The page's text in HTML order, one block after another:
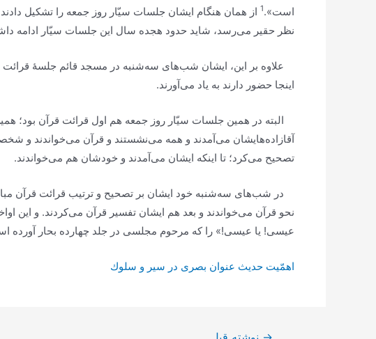
است».1 از همان هنگام ایشان جلسات سیّار روز جمعه را تشکیل
نظر حقیر می‌رسد، شاید حدود هجده سال این جلسات سیّار ادامه
علاوه بر این، ایشان شب‌های سه‌شنبه در مسجد قائم جلسۀ قرائت
اینجا حضور دارند به یاد می‌آورند.
البته در همین جلسات سیّار روز جمعه هم اول قرائت قرآن بود؛
آقازاده‌هایشان می‌آمدند و همه می‌نشستند و قرآن می‌خواندند و
تصحیح می‌کرد؛ تا اینکه ایشان می‌آمدند و خودشان هم می‌خواندند.
در شب‌های سه‌شنبه خود ایشان بر تصحیح و ترتیب قرائت قرآن
نحو قرآن می‌خواندند و بعد هم ایشان تفسیر قرآن می‌کردند. و این
عیسی! یا عیسی!» را که مرحوم مجلسی در جلد چهارده بحار آورده
اهمّیت حدیث عنوان بصرى در سیر و سلوك